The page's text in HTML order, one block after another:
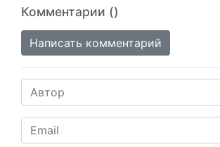
Комментарии ()
Написать комментарий